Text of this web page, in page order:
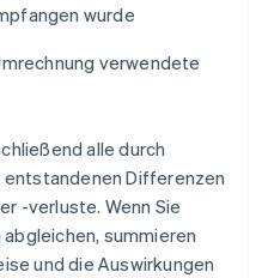
wurde
verwendete
alle durch
Differenzen
-verluste. Wenn Sie
summieren
und die Auswirkungen